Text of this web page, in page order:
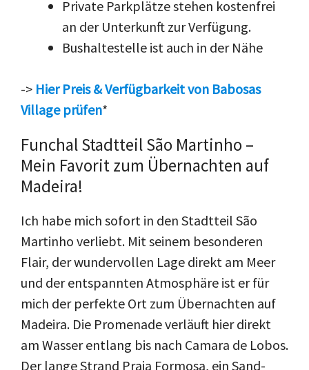
Private Parkplätze stehen kostenfrei
an der Unterkunft zur Verfügung.
Bushaltestelle ist auch in der Nähe
-> Hier Preis & Verfügbarkeit von Babosas
Village prüfen*
Funchal Stadtteil São Martinho –
Mein Favorit zum Übernachten auf
Madeira!
Ich habe mich sofort in den Stadtteil São
Martinho verliebt. Mit seinem besonderen
Flair, der wundervollen Lage direkt am Meer
und der entspannten Atmosphäre ist er für
mich der perfekte Ort zum Übernachten auf
Madeira. Die Promenade verläuft hier direkt
am Wasser entlang bis nach Camara de Lobos.
Der lange Strand Praia Formosa, ein Sand-